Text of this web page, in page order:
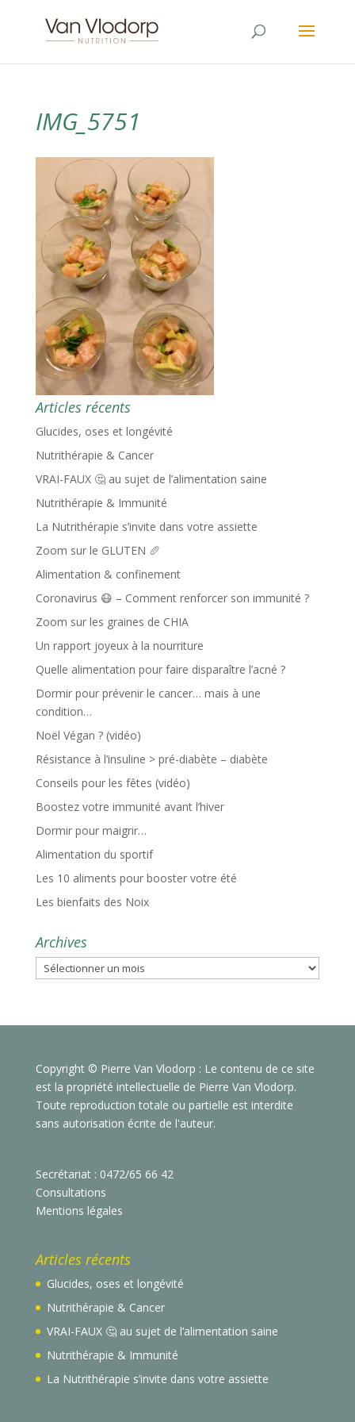
IMG_5751
Articles récents
Glucides, oses et longévité
Nutrithérapie & Cancer
VRAI-FAUX 🤔 au sujet de l’alimentation saine
Nutrithérapie & Immunité
La Nutrithérapie s’invite dans votre assiette
Zoom sur le GLUTEN 🥖
Alimentation & confinement
Coronavirus 😷 – Comment renforcer son immunité ?
Zoom sur les graines de CHIA
Un rapport joyeux à la nourriture
Quelle alimentation pour faire disparaître l’acné ?
Dormir pour prévenir le cancer… mais à une
condition…
Noël Végan ? (vidéo)
Résistance à l’insuline > pré-diabète – diabète
Conseils pour les fêtes (vidéo)
Boostez votre immunité avant l’hiver
Dormir pour maigrir…
Alimentation du sportif
Les 10 aliments pour booster votre été
Les bienfaits des Noix
Archives
Archives
Copyright © Pierre Van Vlodorp : Le contenu de ce site
est la propriété intellectuelle de Pierre Van Vlodorp.
Toute reproduction totale ou partielle est interdite
sans autorisation écrite de l'auteur.
Secrétariat : 0472/65 66 42
Consultations
Mentions légales
Articles récents
Glucides, oses et longévité
Nutrithérapie & Cancer
VRAI-FAUX 🤔 au sujet de l’alimentation saine
Nutrithérapie & Immunité
La Nutrithérapie s’invite dans votre assiette